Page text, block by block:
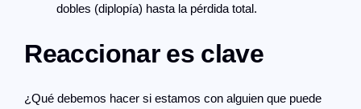
dobles (diplopía) hasta la pérdida total.
Reaccionar es clave
¿Qué debemos hacer si estamos con alguien que puede